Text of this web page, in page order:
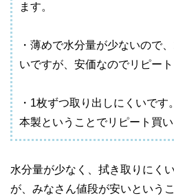
ます。
・薄めで水分量が少ないので
いですが、安価なのでリピート
・1枚ずつ取り出しにくいです
本製ということでリピート買い
水分量が少なく、拭き取りにく
が、みなさん値段が安いという